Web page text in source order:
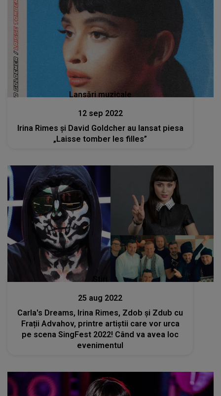
Lansări muzicale
12 sep 2022
Irina Rimes și David Goldcher au lansat piesa
„Laisse tomber les filles”
25 aug 2022
Carla's Dreams, Irina Rimes, Zdob și Zdub cu
Frații Advahov, printre artiștii care vor urca
pe scena SingFest 2022! Când va avea loc
evenimentul